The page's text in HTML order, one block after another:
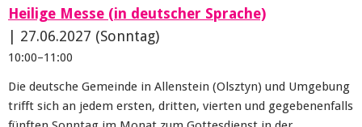
Heilige Messe (in deutscher Sprache)
27.06.2027 (Sonntag)
10:00–11:00
Die deutsche Gemeinde in Allenstein (Olsztyn) und Umgebung
trifft sich an jedem ersten, dritten, vierten und gegebenenfalls